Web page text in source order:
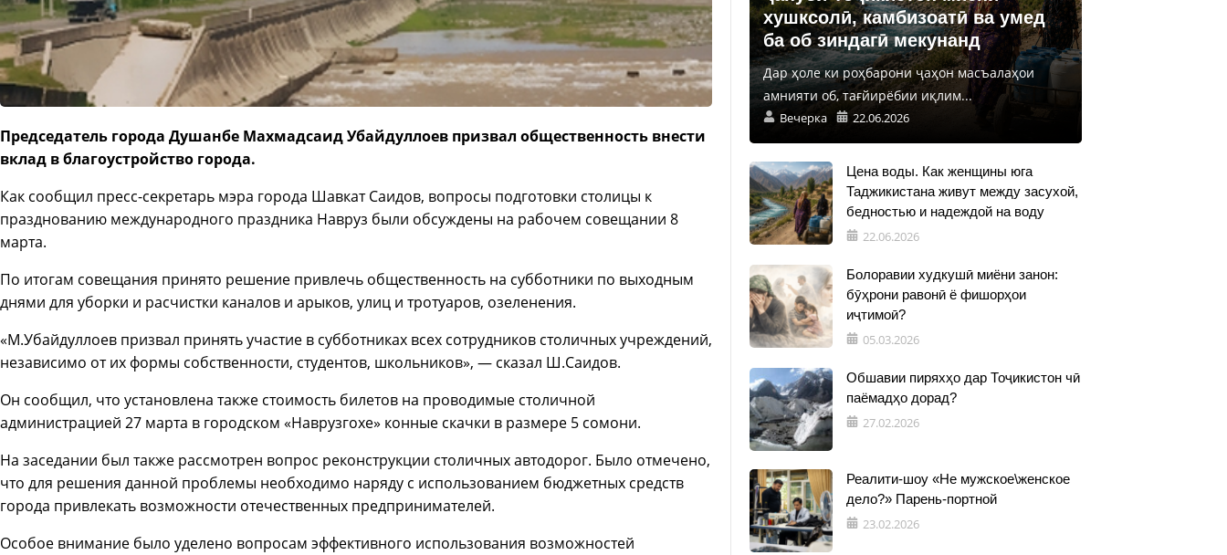
Председатель города Душанбе Махмадсаид Убайдуллоев призвал общественность внести
вклад в благоустройство города.
Как сообщил пресс-секретарь мэра города Шавкат Саидов, вопросы подготовки столицы к
празднованию международного праздника Навруз были обсуждены на рабочем совещании 8
марта.
По итогам совещания принято решение привлечь общественность на субботники по выходным
днями для уборки и расчистки каналов и арыков, улиц и тротуаров, озеленения.
«М.Убайдуллоев призвал принять участие в субботниках всех сотрудников столичных учреждений,
независимо от их формы собственности, студентов, школьников», — сказал Ш.Саидов.
Он сообщил, что установлена также стоимость билетов на проводимые столичной
администрацией 27 марта в городском «Наврузгохе» конные скачки в размере 5 сомони.
На заседании был также рассмотрен вопрос реконструкции столичных автодорог. Было отмечено,
что для решения данной проблемы необходимо наряду с использованием бюджетных средств
города привлекать возможности отечественных предпринимателей.
Особое внимание было уделено вопросам эффективного использования возможностей
хушксолӣ, камбизоатӣ ва умед
ба об зиндагӣ мекунанд
Дар ҳоле ки роҳбарони ҷаҳон масъалаҳои
амнияти об, тағйирёбии иқлим...
Вечерка 22.06.2026
Цена воды. Как женщины юга
Таджикистана живут между засухой,
бедностью и надеждой на воду
22.06.2026
Болоравии худкушӣ миёни занон:
бӯҳрони равонӣ ё фишорҳои
иҷтимоӣ?
05.03.2026
Обшавии пиряхҳо дар Тоҷикистон чӣ
паёмадҳо дорад?
27.02.2026
Реалити-шоу «Не мужское\женское
дело?» Парень-портной
23.02.2026